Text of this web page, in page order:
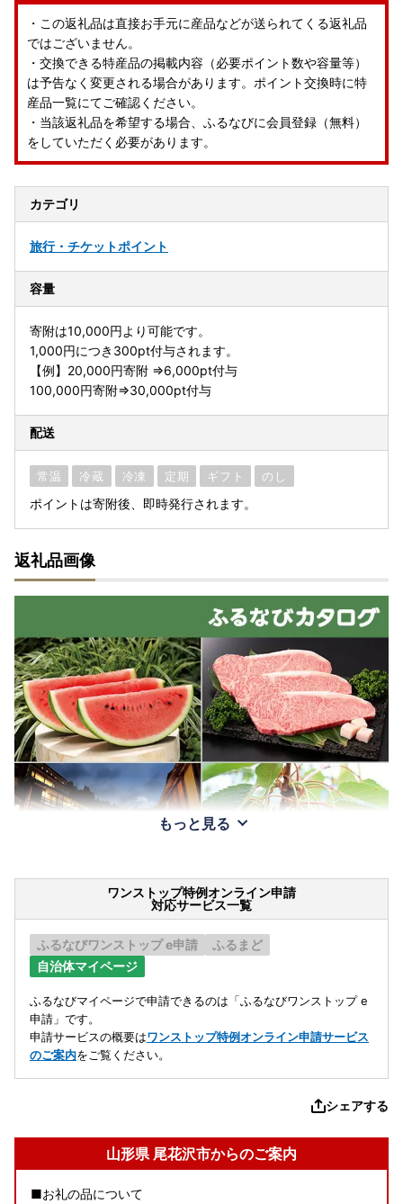
・この返礼品は直接お手元に産品などが送られてくる返礼品
ではございません。
・交換できる特産品の掲載内容（必要ポイント数や容量等）
は予告なく変更される場合があります。ポイント交換時に特
産品一覧にてご確認ください。
・当該返礼品を希望する場合、ふるなびに会員登録（無料）
をしていただく必要があります。
カテゴリ
旅行・チケットポイント
容量
寄附は10,000円より可能です。
1,000円につき300pt付与されます。
【例】20,000円寄附 ⇒6,000pt付与
100,000円寄附⇒30,000pt付与
配送
常温 冷蔵 冷凍 定期 ギフト のし
ポイントは寄附後、即時発行されます。
返礼品画像
もっと見る
ワンストップ特例オンライン申請
対応サービス一覧
ふるなびワンストップ e申請
ふるまど
自治体マイページ
ふるなびマイページで申請できるのは「ふるなびワンストップ e
申請」です。
申請サービスの概要はワンストップ特例オンライン申請サービス
のご案内をご覧ください。
シェアする
山形県 尾花沢市からのご案内
■お礼の品について